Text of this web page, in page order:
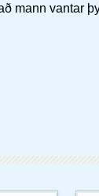
mann vantar